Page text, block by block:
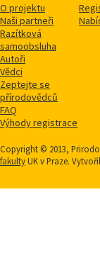
O projektu
Naši partneři
Razítková
samoobsluha
Autoři
Vědci
Zeptejte se
přírodovědců
FAQ
Výhody registrace
Copyright © 2013,
fakultyUK v Praze.